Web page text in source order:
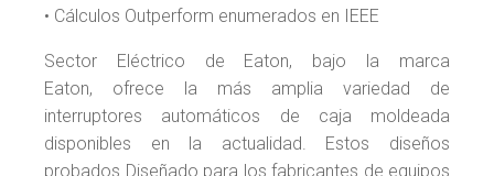
• Cálculos Outperform enumerados en IEEE
Sector Eléctrico de Eaton, bajo la marca
Eaton, ofrece la más amplia variedad de
interruptores automáticos de caja moldeada
disponibles en la actualidad. Estos diseños
probados Diseñado para los fabricantes de equipos